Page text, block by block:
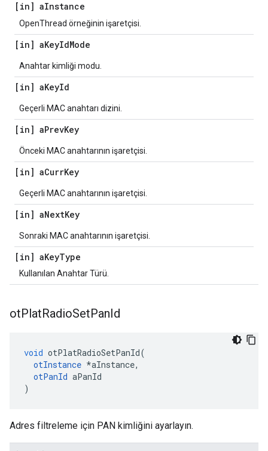
[in] aInstance
OpenThread örneğinin işaretçisi.
[in] aKeyIdMode
Anahtar kimliği modu.
[in] aKeyId
Geçerli MAC anahtarı dizini.
[in] aPrevKey
Önceki MAC anahtarının işaretçisi.
[in] aCurrKey
Geçerli MAC anahtarının işaretçisi.
[in] aNextKey
Sonraki MAC anahtarının işaretçisi.
[in] aKeyType
Kullanılan Anahtar Türü.
otPlatRadioSetPanId
void otPlatRadioSetPanId(
otInstance *aInstance,
otPanId aPanId
)
Adres filtreleme için PAN kimliğini ayarlayın.